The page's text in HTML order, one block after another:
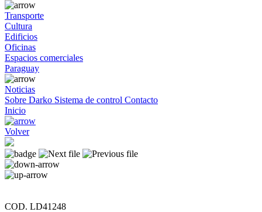
Transporte
Cultura
Edificios
Oficinas
Espacios comerciales
Paraguay
Noticias
Sobre Darko Sistema de control Contacto
Inicio
Volver
COD. LD41248